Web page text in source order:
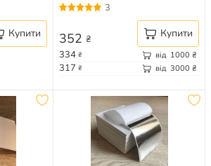
Купити
3
352 ₴ Купити
334 ₴ від 1000 ₴
317 ₴ від 3000 ₴